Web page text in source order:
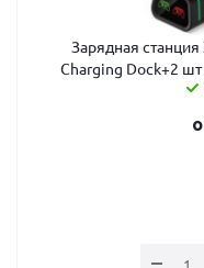
Зарядная
Charging Dock+2